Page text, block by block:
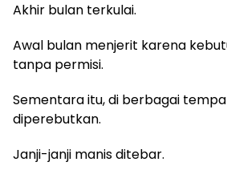
Akhir bulan terkulai.
Awal bulan menjerit karena
tanpa permisi.
Sementara itu, di berbagai
diperebutkan.
Janji-janji manis ditebar.